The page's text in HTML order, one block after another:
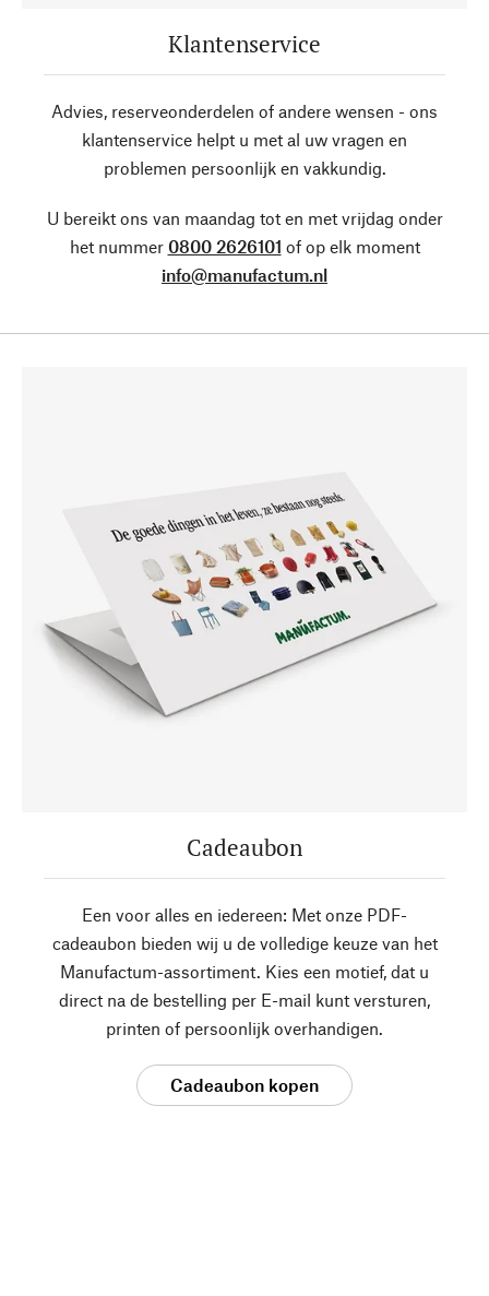
Klantenservice
Advies, reserveonderdelen of andere wensen - ons
klantenservice helpt u met al uw vragen en
problemen persoonlijk en vakkundig.
U bereikt ons van maandag tot en met vrijdag onder
het nummer 0800 2626101 of op elk moment
info@manufactum.nl
Cadeaubon
Een voor alles en iedereen: Met onze PDF-
cadeaubon bieden wij u de volledige keuze van het
Manufactum-assortiment. Kies een motief, dat u
direct na de bestelling per E-mail kunt versturen,
printen of persoonlijk overhandigen.
Cadeaubon kopen